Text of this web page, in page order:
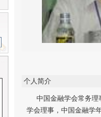
个人简介
中国金融学会常务理
学会理事，中国金融学